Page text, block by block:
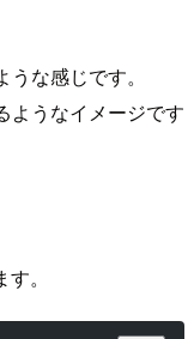
な感じです。
ようなイメージです
。